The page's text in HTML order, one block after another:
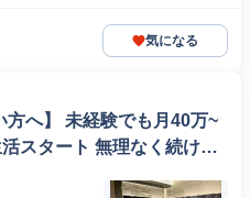
気になる
方へ】 未経験でも月40万~
スタート 無理なく続けら